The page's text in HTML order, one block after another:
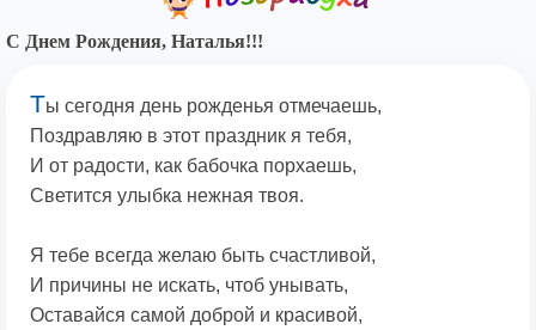
С Днем Рождения, Наталья!!!
Ты сегодня день рожденья отмечаешь,
Поздравляю в этот праздник я тебя,
И от радости, как бабочка порхаешь,
Светится улыбка нежная твоя.
Я тебе всегда желаю быть счастливой,
И причины не искать, чтоб унывать,
Оставайся самой доброй и красивой,